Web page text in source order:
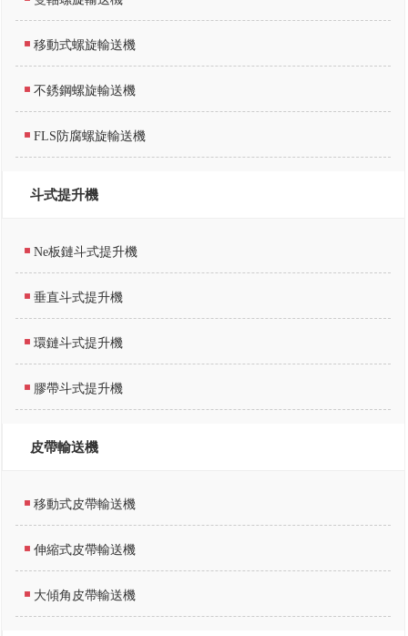
移動式螺旋輸送機
不銹鋼螺旋輸送機
FLS防腐螺旋輸送機
斗式提升機
Ne板鏈斗式提升機
垂直斗式提升機
環鏈斗式提升機
膠帶斗式提升機
皮帶輸送機
移動式皮帶輸送機
伸縮式皮帶輸送機
大傾角皮帶輸送機